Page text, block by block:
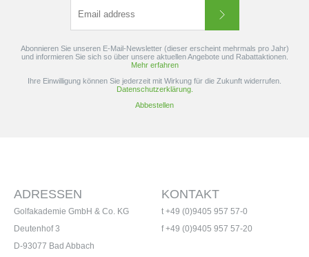
Abonnieren Sie unseren E-Mail-Newsletter (dieser erscheint mehrmals pro Jahr)
und informieren Sie sich so über unsere aktuellen Angebote und Rabattaktionen.
Mehr erfahren
Ihre Einwilligung können Sie jederzeit mit Wirkung für die Zukunft widerrufen.
Datenschutzerklärung.
Abbestellen
KONTAKT
t +49 (0)9405 957 57-0
f +49 (0)9405 957 57-20
ADRESSEN
Golfakademie GmbH & Co. KG
Deutenhof 3
D-93077 Bad Abbach